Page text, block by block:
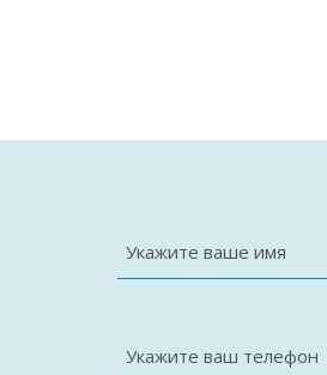
Укажите ваше имя
Укажите ваш телефон